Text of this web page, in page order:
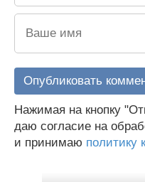
Нажимая на кнопку
даю согласие на
и принимаю политику